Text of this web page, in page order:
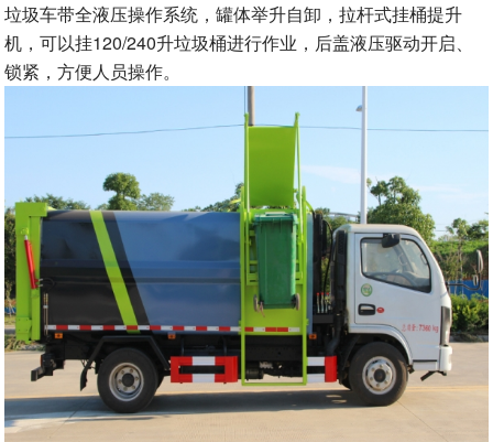
垃圾车带全液压操作系统，罐体举升自卸，拉杆式挂桶提升
机，可以挂120/240升垃圾桶进行作业，后盖液压驱动开启、
锁紧，方便人员操作。